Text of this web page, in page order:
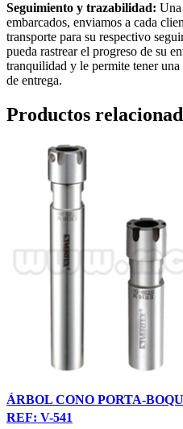
Seguimiento y trazabilidad: Una
embarcados, enviamos a cada
transporte para su respectivo
pueda rastrear el progreso de su
tranquilidad y le permite tener
de entrega.
Productos
ÁRBOL CONO PORTA-
REF: V-541